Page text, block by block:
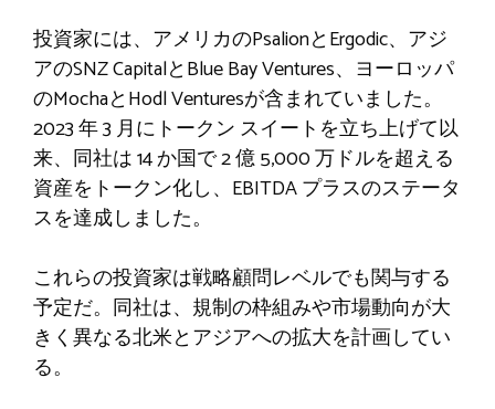
投資家には、アメリカのPsalionとErgodic、アジ
アのSNZ CapitalとBlue Bay Ventures、ヨーロッパ
のMochaとHodl Venturesが含まれていました。
2023 年 3 月にトークン スイートを立ち上げて以
来、同社は 14 か国で 2 億 5,000 万ドルを超える
資産をトークン化し、EBITDA プラスのステータ
スを達成しました。
これらの投資家は戦略顧問レベルでも関与する
予定だ。同社は、規制の枠組みや市場動向が大
きく異なる北米とアジアへの拡大を計画してい
る。